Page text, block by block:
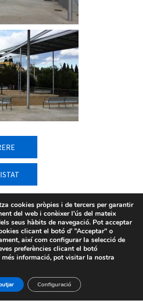
cookies pròpies i de tercers per garantir
del web i conèixer l’ús del mateix
seus hàbits de navegació. Pot acceptar
clicant el botó d’ ”Acceptar" o
així com configurar la selecció de
preferències clicant el botó
informació, pot visitar la nostra
Configuració